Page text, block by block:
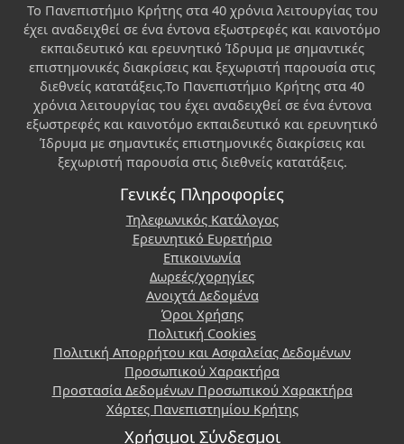
Το Πανεπιστήμιο Κρήτης στα 40 χρόνια λειτουργίας του
έχει αναδειχθεί σε ένα έντονα εξωστρεφές και καινοτόμο
εκπαιδευτικό και ερευνητικό Ίδρυμα με σημαντικές
επιστημονικές διακρίσεις και ξεχωριστή παρουσία στις
διεθνείς κατατάξεις.Το Πανεπιστήμιο Κρήτης στα 40
χρόνια λειτουργίας του έχει αναδειχθεί σε ένα έντονα
εξωστρεφές και καινοτόμο εκπαιδευτικό και ερευνητικό
Ίδρυμα με σημαντικές επιστημονικές διακρίσεις και
ξεχωριστή παρουσία στις διεθνείς κατατάξεις.
Γενικές Πληροφορίες
Τηλεφωνικός Κατάλογος
Ερευνητικό Ευρετήριο
Επικοινωνία
Δωρεές/χορηγίες
Ανοιχτά Δεδομένα
Όροι Χρήσης
Πολιτική Cookies
Πολιτική Απορρήτου και Ασφαλείας Δεδομένων
Προσωπικού Χαρακτήρα
Προστασία Δεδομένων Προσωπικού Χαρακτήρα
Χάρτες Πανεπιστημίου Κρήτης
Χρήσιμοι Σύνδεσμοι